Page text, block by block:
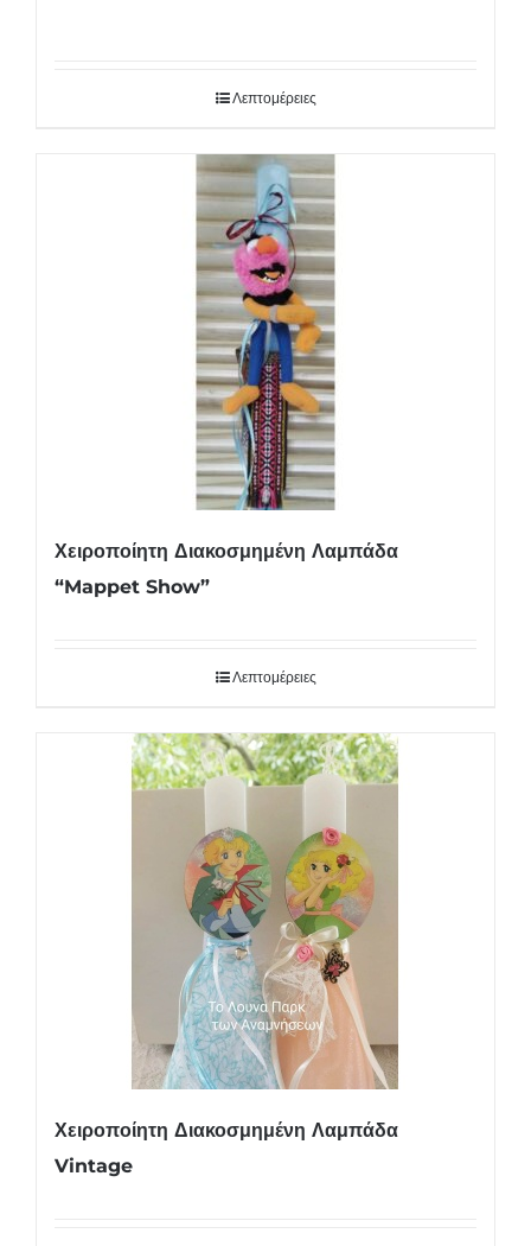
Λεπτομέρειες
Χειροποίητη Διακοσμημένη Λαμπάδα
“Mappet Show”
Λεπτομέρειες
Χειροποίητη Διακοσμημένη Λαμπάδα
Vintage